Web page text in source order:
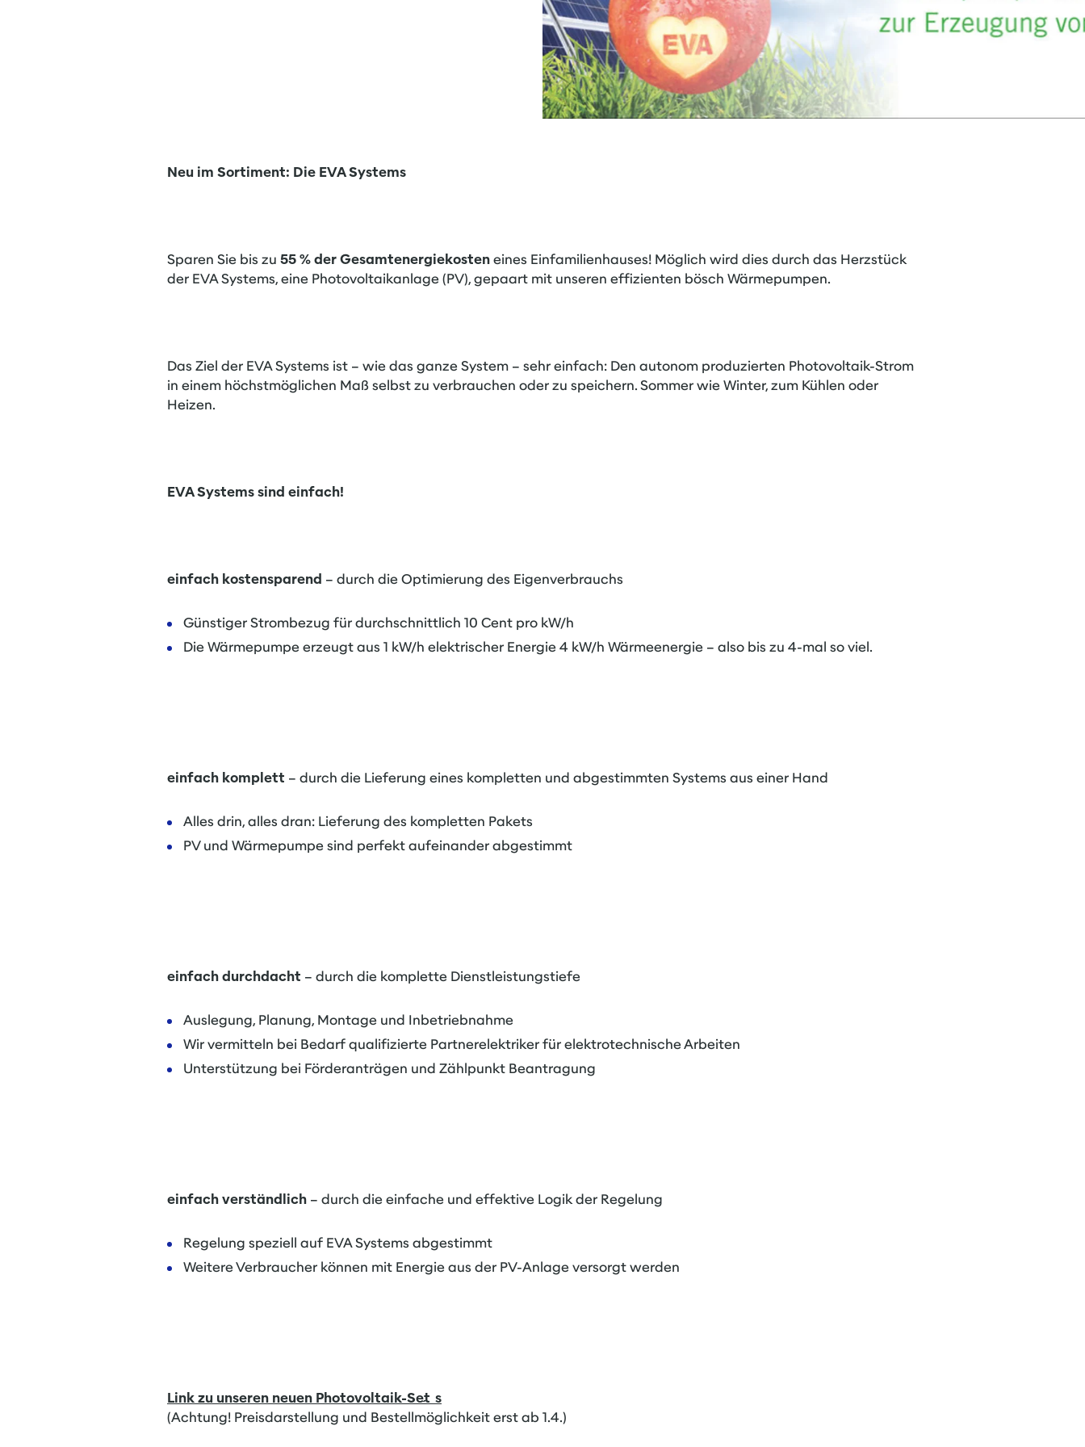
Neu im Sortiment: Die EVA Systems
Sparen Sie bis zu 55 % der Gesamtenergiekosteneines Einfamilienhauses! Möglich wird dies durch das Herzstück
der EVA Systems, eine Photovoltaikanlage (PV), gepaart mit unseren effizienten bösch Wärmepumpen.
Das Ziel der EVA Systems ist – wie das ganze System – sehr einfach: Den autonom produzierten Photovoltaik-Strom
in einem höchstmöglichen Maß selbst zu verbrauchen oder zu speichern. Sommer wie Winter, zum Kühlen oder
Heizen.
EVA Systems sind einfach!
einfach kostensparend – durch die Optimierung des Eigenverbrauchs
Günstiger Strombezug für durchschnittlich 10 Cent pro kW/h
Die Wärmepumpe erzeugt aus 1 kW/h elektrischer Energie 4 kW/h Wärmeenergie – also bis zu 4-mal so viel.
einfach komplett – durch die Lieferung eines kompletten und abgestimmten Systems aus einer Hand
Alles drin, alles dran: Lieferung des kompletten Pakets
PV und Wärmepumpe sind perfekt aufeinander abgestimmt
einfach durchdacht – durch die komplette Dienstleistungstiefe
Auslegung, Planung, Montage und Inbetriebnahme
Wir vermitteln bei Bedarf qualifizierte Partnerelektriker für elektrotechnische Arbeiten
Unterstützung bei Förderanträgen und Zählpunkt Beantragung
einfach verständlich – durch die einfache und effektive Logik der Regelung
Regelung speziell auf EVA Systems abgestimmt
Weitere Verbraucher können mit Energie aus der PV-Anlage versorgt werden
Link zu unseren neuen Photovoltaik-Set´s
(Achtung! Preisdarstellung und Bestellmöglichkeit erst ab 1.4.)